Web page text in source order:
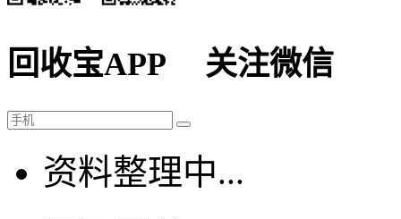
回收宝APP 关注微信
资料整理中...